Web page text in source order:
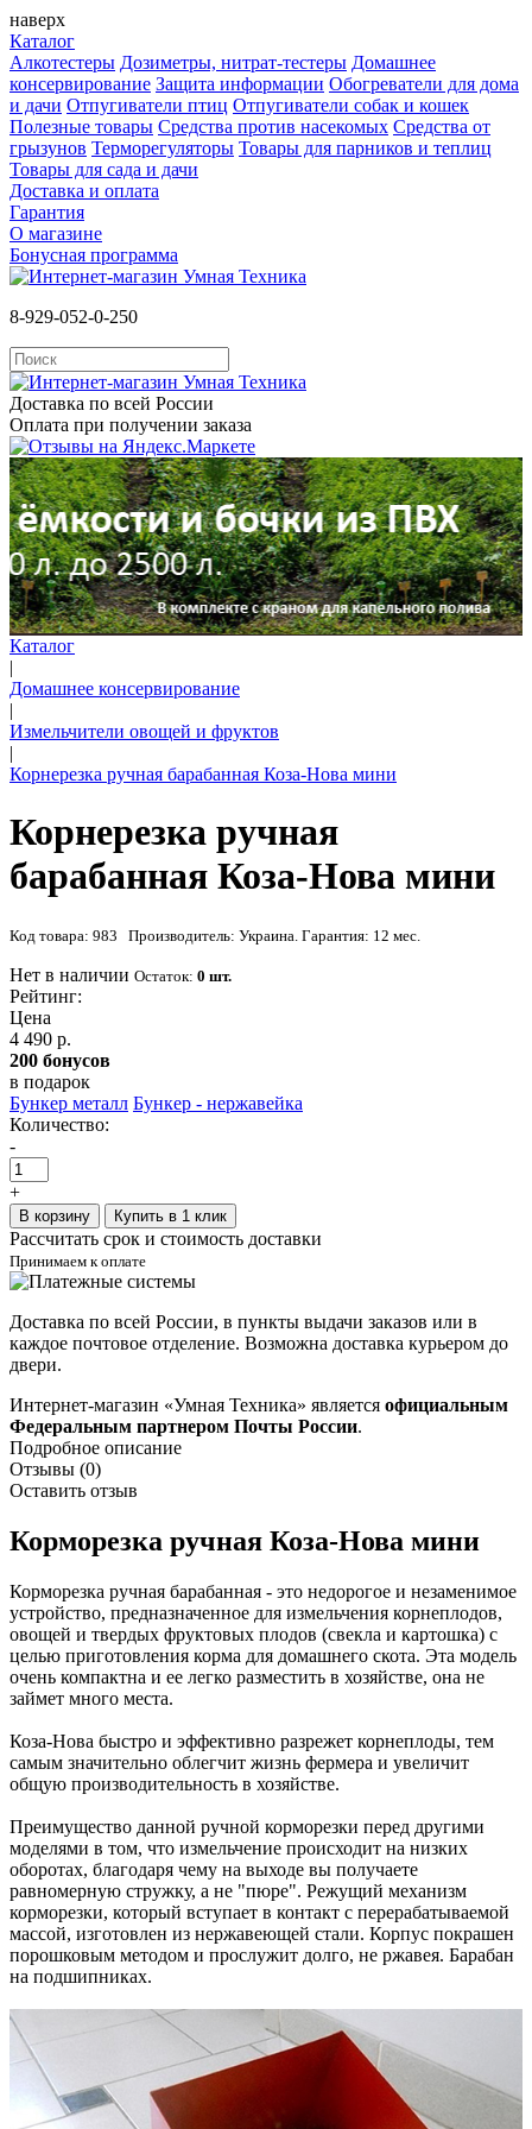
наверх
Каталог
Алкотестеры Дозиметры, нитрат-тестеры Домашнее
консервирование Защита информации Обогреватели для дома
и дачи Отпугиватели птиц Отпугиватели собак и кошек
Полезные товары Средства против насекомых Cредства от
грызунов Терморегуляторы Товары для парников и теплиц
Товары для сада и дачи
Доставка и оплата
Гарантия
О магазине
Бонусная программа
8-929-052-0-250
Доставка по всей России
Оплата при получении заказа
Каталог
|
Домашнее консервирование
|
Измельчители овощей и фруктов
|
Корнерезка ручная барабанная Коза-Нова мини
Корнерезка ручная
барабанная Коза-Нова мини
Код товара: 983 Производитель: Украина. Гарантия: 12 мес.
Нет в наличии Остаток: 0 шт.
Рейтинг:
Цена
4 490 р.
200 бонусов
в подарок
Бункер металл Бункер - нержавейка
Количество:
-
+
В корзину Купить в 1 клик
Рассчитать срок и стоимость доставки
Принимаем к оплате
Доставка по всей России, в пункты выдачи заказов или в
каждое почтовое отделение. Возможна доставка курьером до
двери.
Интернет-магазин «Умная Техника» является официальным
Федеральным партнером Почты России.
Подробное описание
Отзывы (0)
Оставить отзыв
Корморезка ручная Коза-Нова мини
Корморезка ручная барабанная - это недорогое и незаменимое
устройство, предназначенное для измельчения корнеплодов,
овощей и твердых фруктовых плодов (свекла и картошка) с
целью приготовления корма для домашнего скота. Эта модель
очень компактна и ее легко разместить в хозяйстве, она не
займет много места.
Коза-Нова быстро и эффективно разрежет корнеплоды, тем
самым значительно облегчит жизнь фермера и увеличит
общую производительность в хозяйстве.
Преимущество данной ручной корморезки перед другими
моделями в том, что измельчение происходит на низких
оборотах, благодаря чему на выходе вы получаете
равномерную стружку, а не "пюре". Режущий механизм
корморезки, который вступает в контакт с перерабатываемой
массой, изготовлен из нержавеющей стали. Корпус покрашен
порошковым методом и прослужит долго, не ржавея. Барабан
на подшипниках.